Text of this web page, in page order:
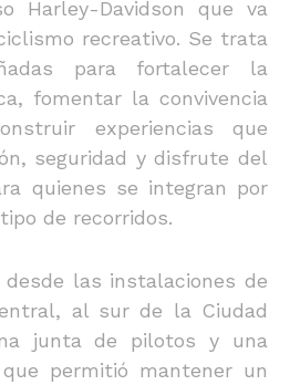
Harley-Davidson que va
recreativo. Se trata
para fortalecer la
fomentar la convivencia
experiencias que
seguridad y disfrute del
quienes se integran por
de recorridos.
desde las instalaciones de
al sur de la Ciudad
junta de pilotos y una
permitió mantener un